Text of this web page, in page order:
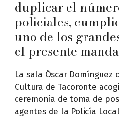
duplicar el
policiales,
uno de los
el presente
La sala Óscar Domínguez
Cultura de Tacoronte
ceremonia de toma de
agentes de la Policía